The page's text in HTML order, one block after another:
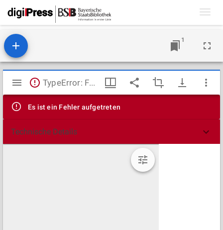
1
Mirador
Viewer
TypeError: Failed to fetch
Es ist ein Fehler aufgetreten
Technische Details